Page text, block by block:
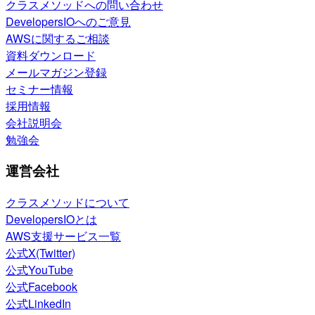
クラスメソッドへの問い合わせ
DevelopersIOへのご意見
AWSに関するご相談
資料ダウンロード
メールマガジン登録
セミナー情報
採用情報
会社説明会
勉強会
運営会社
クラスメソッドについて
DevelopersIOとは
AWS支援サービス一覧
公式X(Twitter)
公式YouTube
公式Facebook
公式LinkedIn